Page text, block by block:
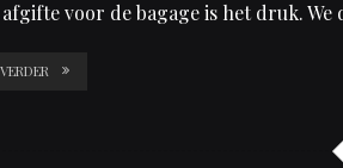
voor de bagage is het druk.